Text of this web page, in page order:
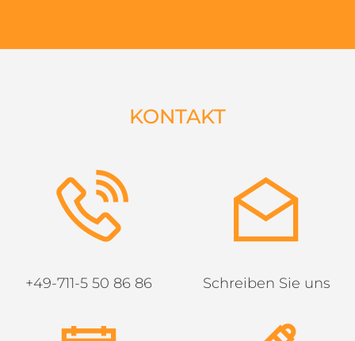
KONTAKT
+49-711-5 50 86 86 Schreiben Sie uns